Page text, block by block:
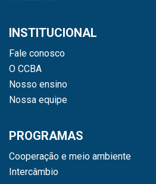
INSTITUCIONAL
Fale conosco
O CCBA
Nosso ensino
Nossa equipe
PROGRAMAS
Cooperação e meio ambiente
Intercâmbio